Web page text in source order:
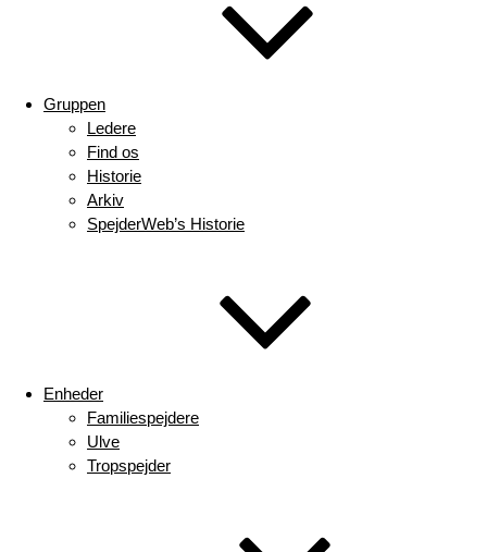
Gruppen
Ledere
Find os
Historie
Arkiv
SpejderWeb’s Historie
Enheder
Familiespejdere
Ulve
Tropspejder